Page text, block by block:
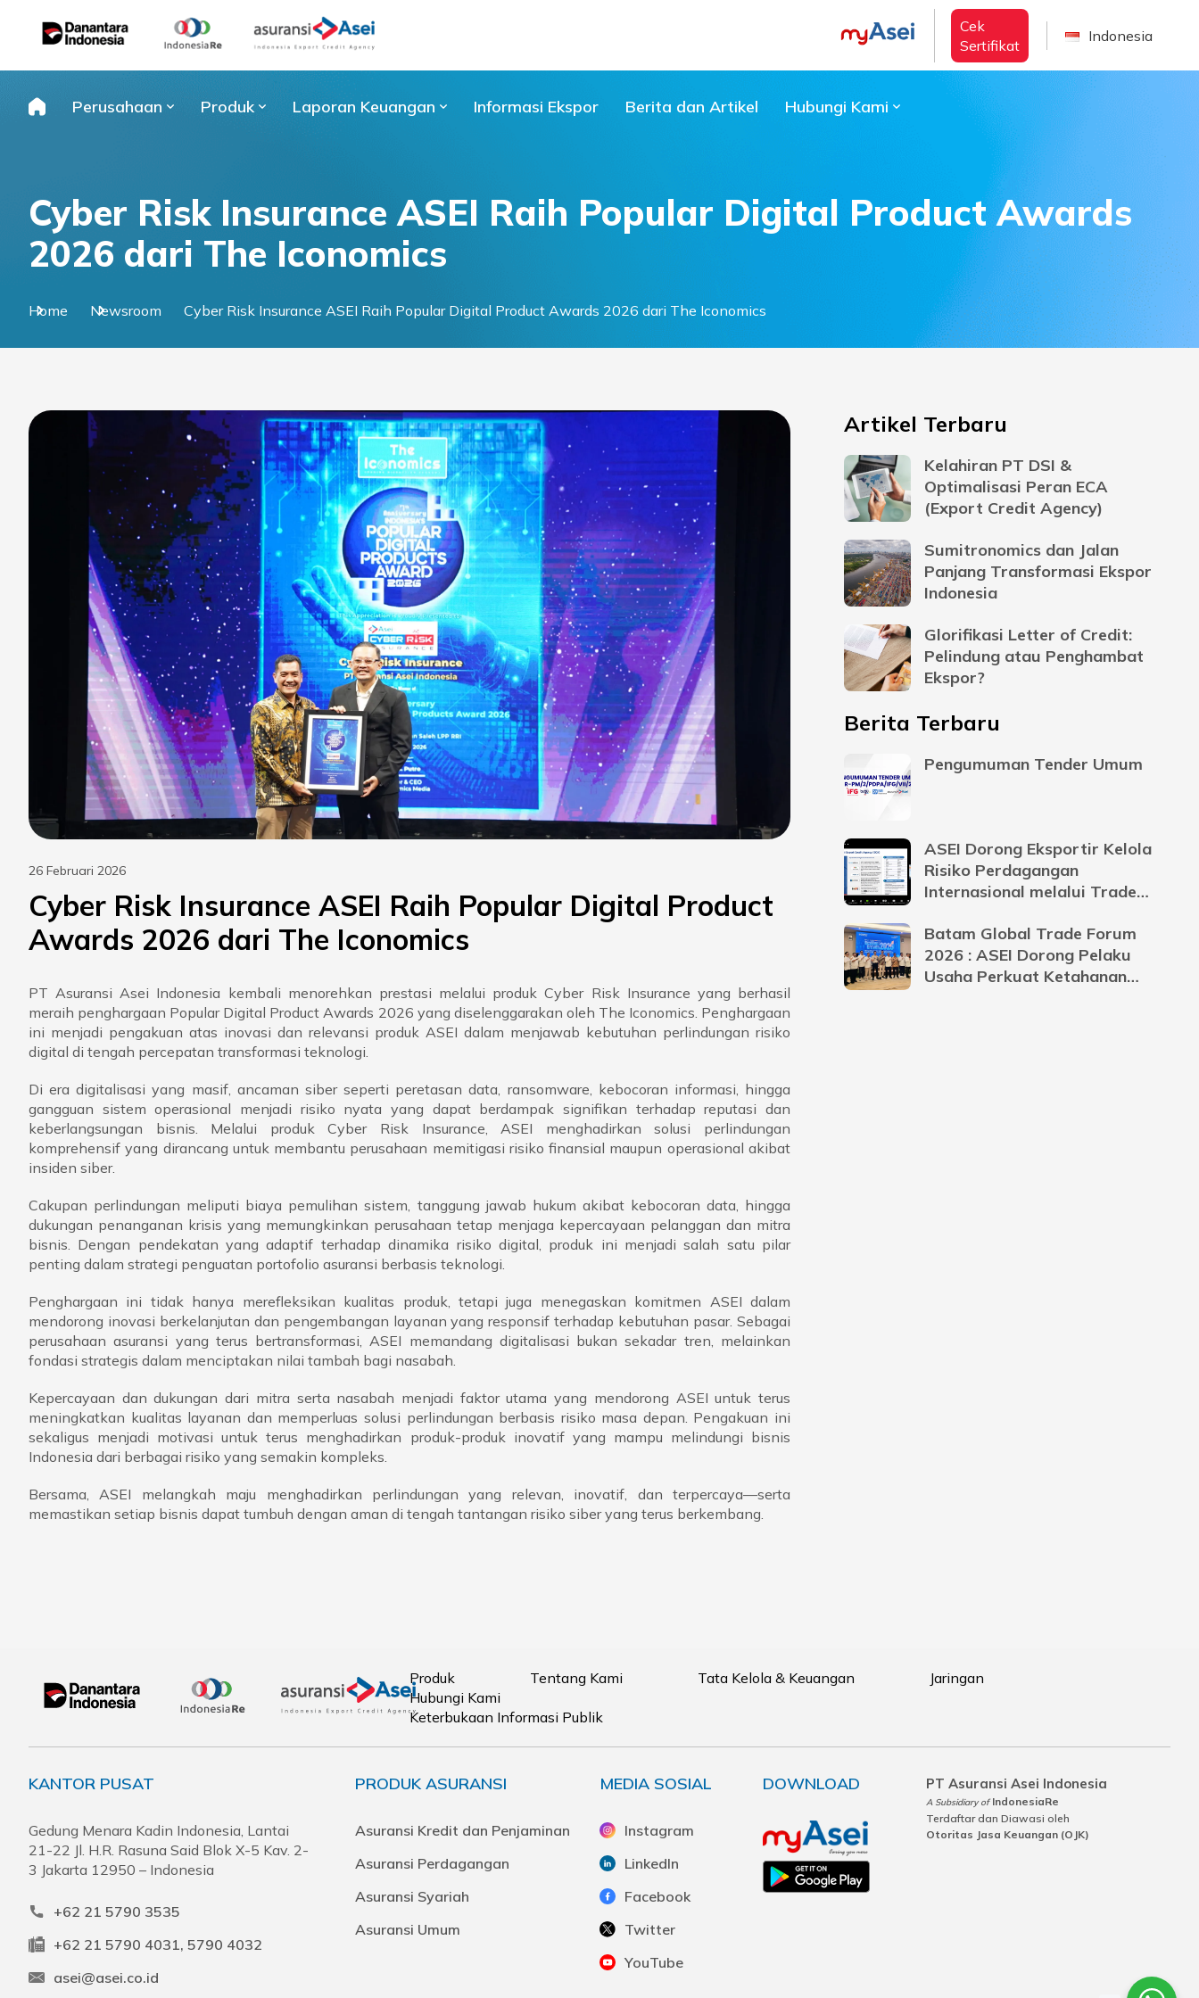
content
Cek
Sertifikat
Indonesia
Perusahaan Produk Laporan Keuangan Informasi Ekspor Berita dan Artikel Hubungi Kami
Cyber Risk Insurance ASEI Raih Popular Digital Product Awards
2026 dari The Iconomics
Home Newsroom Cyber Risk Insurance ASEI Raih Popular Digital Product Awards 2026 dari The Iconomics
26 Februari 2026
Cyber Risk Insurance ASEI Raih Popular Digital Product
Awards 2026 dari The Iconomics
PT Asuransi Asei Indonesia kembali menorehkan prestasi melalui produk Cyber Risk Insurance yang berhasil
meraih penghargaan Popular Digital Product Awards 2026 yang diselenggarakan oleh The Iconomics. Penghargaan
ini menjadi pengakuan atas inovasi dan relevansi produk ASEI dalam menjawab kebutuhan perlindungan risiko
digital di tengah percepatan transformasi teknologi.
Di era digitalisasi yang masif, ancaman siber seperti peretasan data, ransomware, kebocoran informasi, hingga
gangguan sistem operasional menjadi risiko nyata yang dapat berdampak signifikan terhadap reputasi dan
keberlangsungan bisnis. Melalui produk Cyber Risk Insurance, ASEI menghadirkan solusi perlindungan
komprehensif yang dirancang untuk membantu perusahaan memitigasi risiko finansial maupun operasional akibat
insiden siber.
Cakupan perlindungan meliputi biaya pemulihan sistem, tanggung jawab hukum akibat kebocoran data, hingga
dukungan penanganan krisis yang memungkinkan perusahaan tetap menjaga kepercayaan pelanggan dan mitra
bisnis. Dengan pendekatan yang adaptif terhadap dinamika risiko digital, produk ini menjadi salah satu pilar
penting dalam strategi penguatan portofolio asuransi berbasis teknologi.
Penghargaan ini tidak hanya merefleksikan kualitas produk, tetapi juga menegaskan komitmen ASEI dalam
mendorong inovasi berkelanjutan dan pengembangan layanan yang responsif terhadap kebutuhan pasar. Sebagai
perusahaan asuransi yang terus bertransformasi, ASEI memandang digitalisasi bukan sekadar tren, melainkan
fondasi strategis dalam menciptakan nilai tambah bagi nasabah.
Kepercayaan dan dukungan dari mitra serta nasabah menjadi faktor utama yang mendorong ASEI untuk terus
meningkatkan kualitas layanan dan memperluas solusi perlindungan berbasis risiko masa depan. Pengakuan ini
sekaligus menjadi motivasi untuk terus menghadirkan produk-produk inovatif yang mampu melindungi bisnis
Indonesia dari berbagai risiko yang semakin kompleks.
Bersama, ASEI melangkah maju menghadirkan perlindungan yang relevan, inovatif, dan terpercaya—serta
memastikan setiap bisnis dapat tumbuh dengan aman di tengah tantangan risiko siber yang terus berkembang.
Artikel Terbaru
Kelahiran PT DSI &
Optimalisasi Peran ECA
(Export Credit Agency)
Sumitronomics dan Jalan
Panjang Transformasi Ekspor
Indonesia
Glorifikasi Letter of Credit:
Pelindung atau Penghambat
Ekspor?
Berita Terbaru
Pengumuman Tender Umum
ASEI Dorong Eksportir Kelola
Risiko Perdagangan
Internasional melalui Trade
Batam Global Trade Forum
2026 : ASEI Dorong Pelaku
Usaha Perkuat Ketahanan
Produk Tentang Kami Tata Kelola & Keuangan
Jaringan
Hubungi Kami
Keterbukaan Informasi Publik
KANTOR PUSAT
Gedung Menara Kadin Indonesia, Lantai
21-22 Jl. H.R. Rasuna Said Blok X-5 Kav. 2-
3 Jakarta 12950 – Indonesia
+62 21 5790 3535
+62 21 5790 4031, 5790 4032
asei@asei.co.id
PRODUK ASURANSI
Asuransi Kredit dan Penjaminan
Asuransi Perdagangan
Asuransi Syariah
Asuransi Umum
MEDIA SOSIAL
Instagram
LinkedIn
Facebook
Twitter
YouTube
DOWNLOAD PT Asuransi Asei Indonesia
A Subsidiary of IndonesiaRe
Terdaftar dan Diawasi oleh
Otoritas Jasa Keuangan (OJK)